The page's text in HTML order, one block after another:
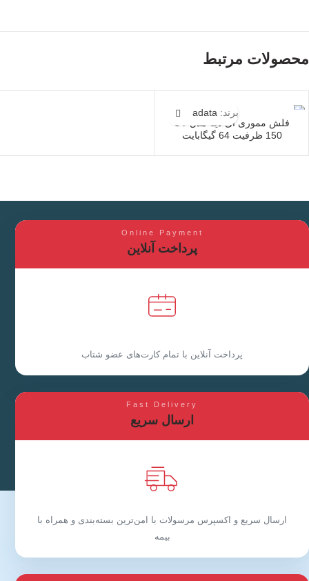
محصولات مرتبط
فلش مموری ای دیتا مدل UV
150 ظرفیت 64 گیگابایت
برند: adata
Online Payment
پرداخت آنلاین
پرداخت آنلاین با تمام کارت‌های عضو شتاب
Fast Delivery
ارسال سریع
ارسال سریع و اکسپرس مرسولات با امن‌ترین بسته‌بندی و همراه با
بیمه